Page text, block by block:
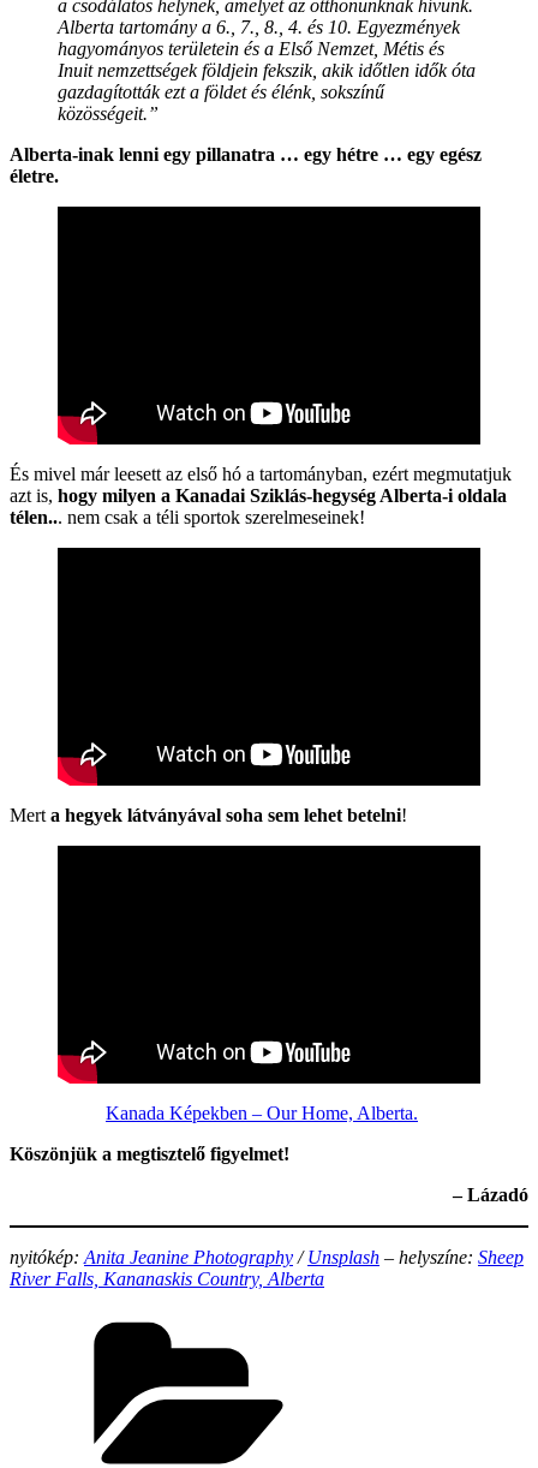
a csodálatos helynek, amelyet az otthonunknak hívunk.
Alberta tartomány a 6., 7., 8., 4. és 10. Egyezmények
hagyományos területein és a Első Nemzet, Métis és
Inuit nemzettségek földjein fekszik, akik időtlen idők óta
gazdagították ezt a földet és élénk, sokszínű
közösségeit.”
Alberta-inak lenni egy pillanatra … egy hétre … egy egész
életre.
És mivel már leesett az első hó a tartományban, ezért megmutatjuk
azt is, hogy milyen a Kanadai Sziklás-hegység Alberta-i oldala
télen... nem csak a téli sportok szerelmeseinek!
Mert a hegyek látványával soha sem lehet betelni!
Kanada Képekben – Our Home, Alberta.
Köszönjük a megtisztelő figyelmet!
– Lázadó
nyitókép: Anita Jeanine Photography /Unsplash – helyszíne: Sheep
River Falls, Kananaskis Country, Alberta